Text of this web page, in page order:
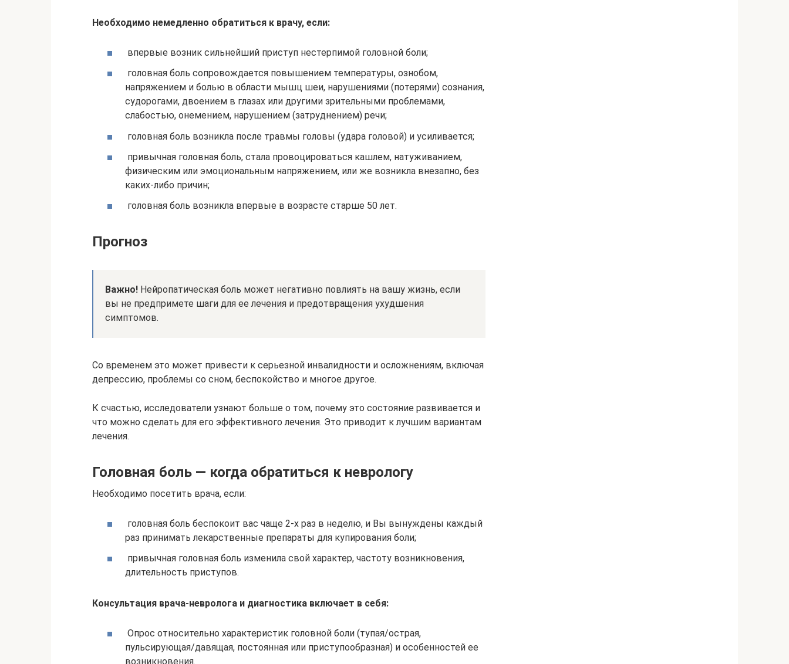
Необходимо немедленно обратиться к врачу, если:
впервые возник сильнейший приступ нестерпимой головной боли;
головная боль сопровождается повышением температуры, ознобом,
напряжением и болью в области мышц шеи, нарушениями (потерями) сознания,
судорогами, двоением в глазах или другими зрительными проблемами,
слабостью, онемением, нарушением (затруднением) речи;
головная боль возникла после травмы головы (удара головой) и усиливается;
привычная головная боль, стала провоцироваться кашлем, натуживанием,
физическим или эмоциональным напряжением, или же возникла внезапно, без
каких-либо причин;
головная боль возникла впервые в возрасте старше 50 лет.
Прогноз
Важно! Нейропатическая боль может негативно повлиять на вашу жизнь, если
вы не предпримете шаги для ее лечения и предотвращения ухудшения
симптомов.
Со временем это может привести к серьезной инвалидности и осложнениям, включая
депрессию, проблемы со сном, беспокойство и многое другое.
К счастью, исследователи узнают больше о том, почему это состояние развивается и
что можно сделать для его эффективного лечения. Это приводит к лучшим вариантам
лечения.
Головная боль — когда обратиться к неврологу
Необходимо посетить врача, если:
головная боль беспокоит вас чаще 2-х раз в неделю, и Вы вынуждены каждый
раз принимать лекарственные препараты для купирования боли;
привычная головная боль изменила свой характер, частоту возникновения,
длительность приступов.
Консультация врача-невролога и диагностика включает в себя:
Опрос относительно характеристик головной боли (тупая/острая,
пульсирующая/давящая, постоянная или приступообразная) и особенностей ее
возникновения.